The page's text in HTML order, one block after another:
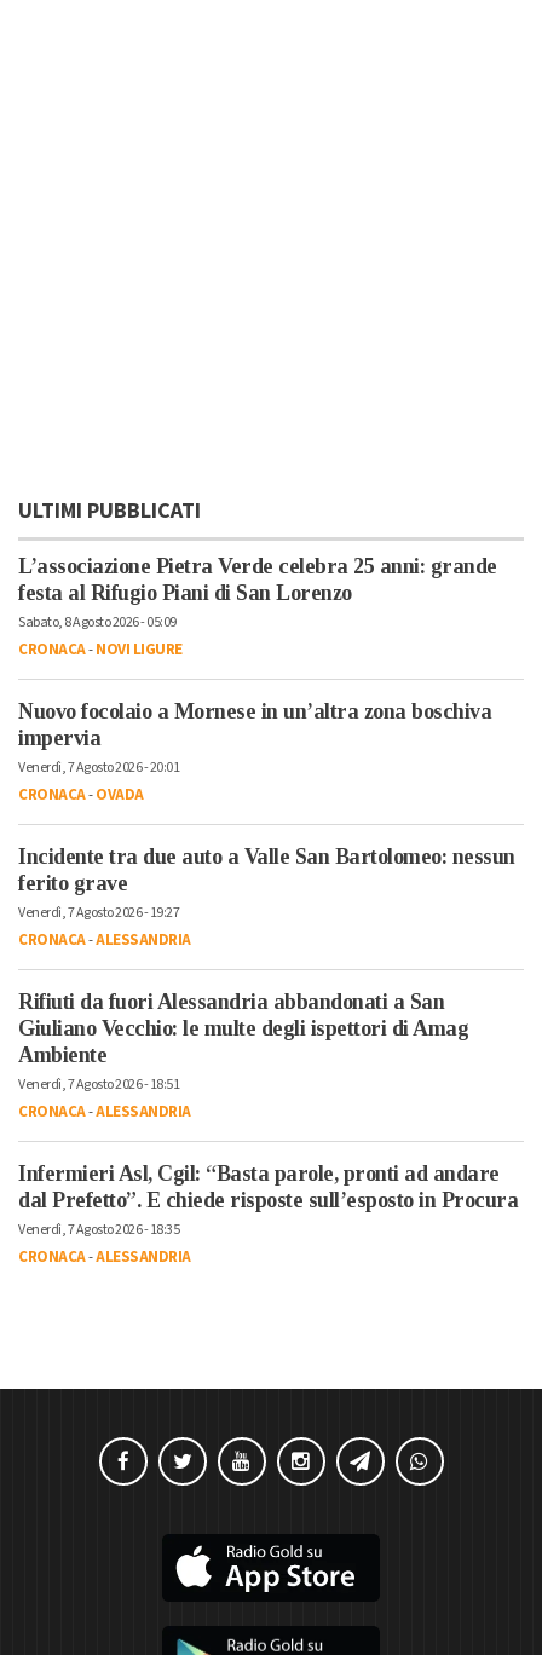
ULTIMI PUBBLICATI
L’associazione Pietra Verde celebra 25 anni: grande
festa al Rifugio Piani di San Lorenzo
Sabato, 8 Agosto 2026 - 05:09
CRONACA-NOVI LIGURE
Nuovo focolaio a Mornese in un’altra zona boschiva
impervia
Venerdì, 7 Agosto 2026 - 20:01
CRONACA-OVADA
Incidente tra due auto a Valle San Bartolomeo: nessun
ferito grave
Venerdì, 7 Agosto 2026 - 19:27
CRONACA-ALESSANDRIA
Rifiuti da fuori Alessandria abbandonati a San
Giuliano Vecchio: le multe degli ispettori di Amag
Ambiente
Venerdì, 7 Agosto 2026 - 18:51
CRONACA-ALESSANDRIA
Infermieri Asl, Cgil: “Basta parole, pronti ad andare
dal Prefetto”. E chiede risposte sull’esposto in Procura
Venerdì, 7 Agosto 2026 - 18:35
CRONACA-ALESSANDRIA